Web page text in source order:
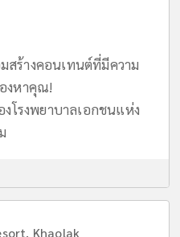
สร้างคอนเทนต์ที่มีความ
งหาคุณ!
โรงพยาบาลเอกชนแห่ง
Khaolak